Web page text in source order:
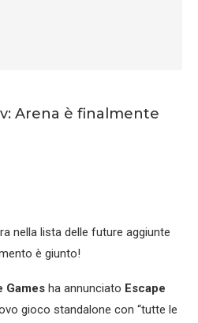
Arena è finalmente
nella lista delle future aggiunte
è giunto!
Games ha annunciato Escape
gioco standalone con “tutte le